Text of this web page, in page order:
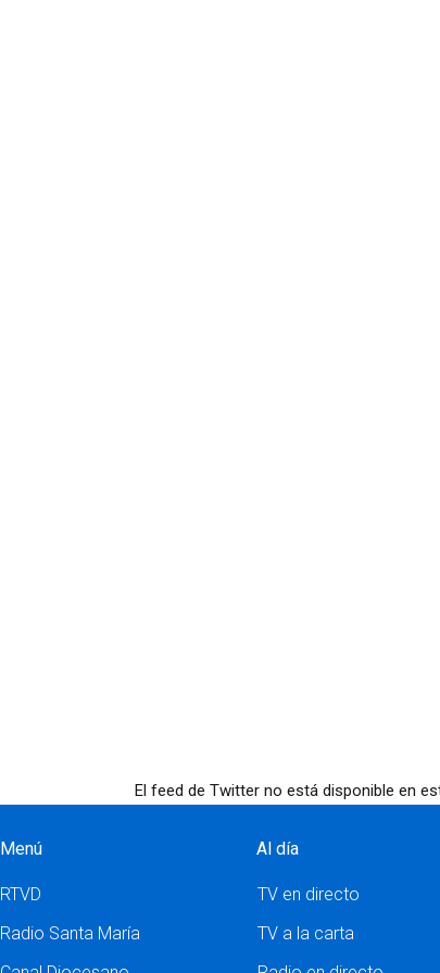
El feed de Twitter no está disponible en
Menú
RTVD
Radio Santa María
Al día
TV en directo
TV a la carta